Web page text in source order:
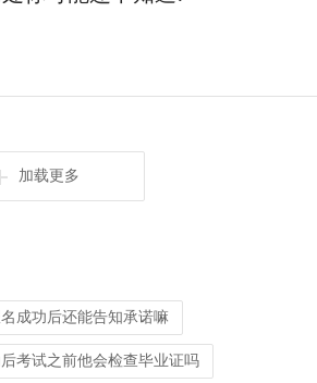
加载更多
成功后还能告知承诺嘛
考试之前他会检查毕业证吗